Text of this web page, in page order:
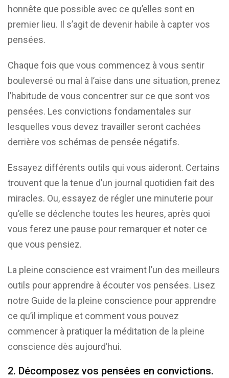
honnête que possible avec ce qu’elles sont en
premier lieu. Il s’agit de devenir habile à capter vos
pensées.
Chaque fois que vous commencez à vous sentir
bouleversé ou mal à l’aise dans une situation, prenez
l’habitude de vous concentrer sur ce que sont vos
pensées. Les convictions fondamentales sur
lesquelles vous devez travailler seront cachées
derrière vos schémas de pensée négatifs.
Essayez différents outils qui vous aideront. Certains
trouvent que la tenue d’un journal quotidien fait des
miracles. Ou, essayez de régler une minuterie pour
qu’elle se déclenche toutes les heures, après quoi
vous ferez une pause pour remarquer et noter ce
que vous pensiez.
La pleine conscience est vraiment l’un des meilleurs
outils pour apprendre à écouter vos pensées. Lisez
notre Guide de la pleine conscience pour apprendre
ce qu’il implique et comment vous pouvez
commencer à pratiquer la méditation de la pleine
conscience dès aujourd’hui.
2. Décomposez vos pensées en convictions.